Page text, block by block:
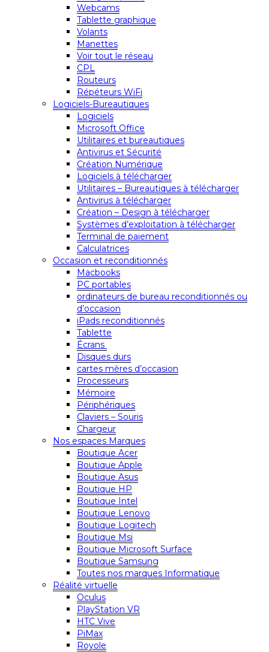
Webcams
Tablette graphique
Volants
Manettes
Voir tout le réseau
CPL
Routeurs
Répéteurs WiFi
Logiciels-Bureautiques
Logiciels
Microsoft Office
Utilitaires et bureautiques
Antivirus et Sécurité
Création Numérique
Logiciels à télécharger
Utilitaires – Bureautiques à télécharger
Antivirus à télécharger
Création – Design à télécharger
Systèmes d’exploitation à télécharger
Terminal de paiement
Calculatrices
Occasion et reconditionnés
Macbooks
PC portables
ordinateurs de bureau reconditionnés ou
d’occasion
iPads reconditionnés
Tablette
Écrans
Disques durs
cartes mères d’occasion
Processeurs
Mémoire
Périphériques
Claviers – Souris
Chargeur
Nos espaces Marques
Boutique Acer
Boutique Apple
Boutique Asus
Boutique HP
Boutique Intel
Boutique Lenovo
Boutique Logitech
Boutique Msi
Boutique Microsoft Surface
Boutique Samsung
Toutes nos marques Informatique
Réalité virtuelle
Oculus
PlayStation VR
HTC Vive
PiMax
Royole